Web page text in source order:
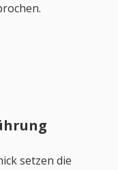
setzen die